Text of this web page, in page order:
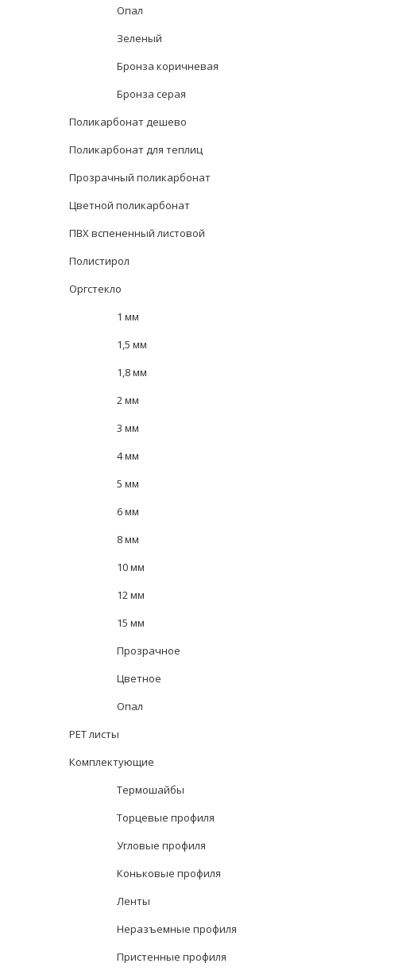
Опал
Зеленый
Бронза коричневая
Бронза серая
Поликарбонат дешево
Поликарбонат для теплиц
Прозрачный поликарбонат
Цветной поликарбонат
ПВХ вспененный листовой
Полистирол
Оргстекло
1 мм
1,5 мм
1,8 мм
2 мм
3 мм
4 мм
5 мм
6 мм
8 мм
10 мм
12 мм
15 мм
Прозрачное
Цветное
Опал
PET листы
Комплектующие
Термошайбы
Торцевые профиля
Угловые профиля
Коньковые профиля
Ленты
Неразъемные профиля
Пристенные профиля